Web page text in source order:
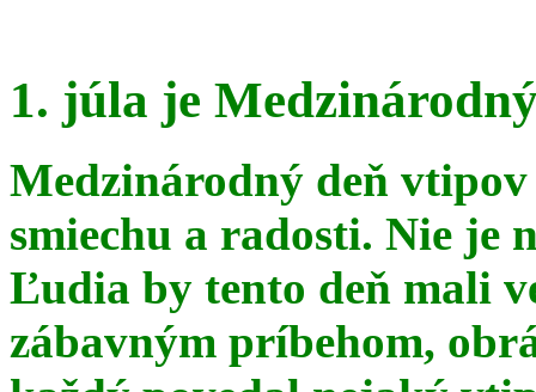
1. júla je
Medzinárodný deň
smiechu a radosti. Nie je
Ľudia by tento deň mali
zábavným príbehom,